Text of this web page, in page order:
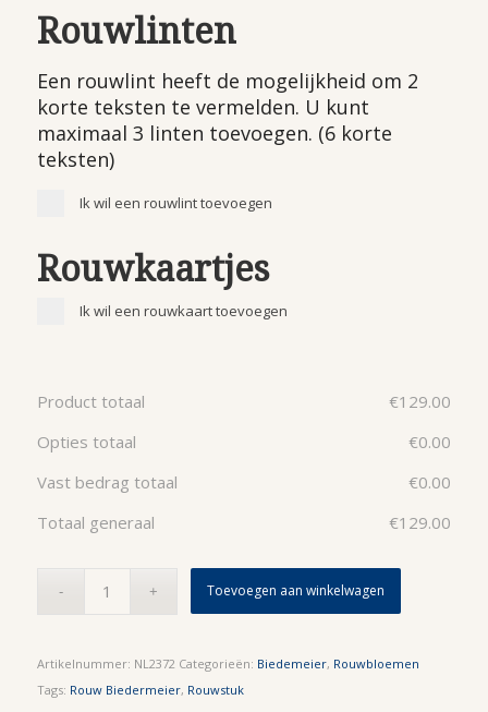
Rouwlinten
Een rouwlint heeft de mogelijkheid om 2
korte teksten te vermelden. U kunt
maximaal 3 linten toevoegen. (6 korte
teksten)
Ik wil een rouwlint toevoegen
Rouwkaartjes
Ik wil een rouwkaart toevoegen
Product totaal €129.00
Opties totaal
€0.00
Vast bedrag totaal
€0.00
Totaal generaal
€129.00
Toevoegen aan winkelwagen
Artikelnummer: NL2372 Categorieën: Biedemeier, Rouwbloemen
Tags: Rouw Biedermeier, Rouwstuk